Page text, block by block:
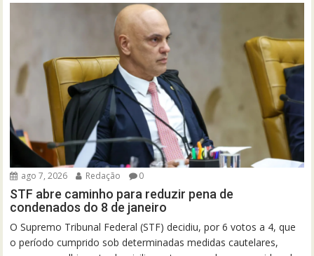
ago 7, 2026 Redação 0
STF abre caminho para reduzir pena de
condenados do 8 de janeiro
O Supremo Tribunal Federal (STF) decidiu, por 6 votos a 4, que
o período cumprido sob determinadas medidas cautelares,